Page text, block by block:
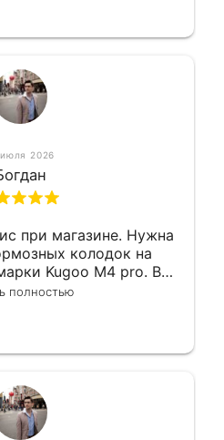
2026
при магазине. Нужна
колодок на
Kugoo M4 pro. Всё
виде и в максимально
и обратился в этот
полностью